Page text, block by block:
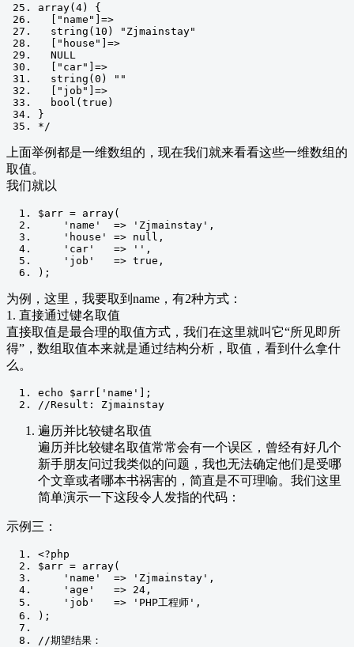
array(4) {
  ["name"]=>
  string(10) "Zjmainstay"
  ["house"]=>
  NULL
  ["car"]=>
  string(0) ""
  ["job"]=>
  bool(true)
}
*/
上面举例都是一维数组的，现在我们就来看看这些一维数组的
取值。
我们就以
$arr = array(
'name'
=> 'Zjmainstay' ,
'house'
=> null ,
'car'
=> '' ,
'job'
=> true ,
);
为例，这里，我要取到name，有2种方式：
1. 直接通过键名取值
直接取值是最合理的取值方式，我们在这里就叫它“所见即所
得”，数组取值本来就是通过结构分析，取值，看到什么拿什
么。
echo $arr [ 'name' ];
//Result: Zjmainstay
遍历并比较键名取值
遍历并比较键名取值常常会有一个误区，曾经有好几个
新手朋友问过我类似的问题，我也无法确定他们是受哪
个文章或者哪本书祸害的，简直是不可理喻。我们这里
简单演示一下这段令人发指的代码：
示例三：
<?php
$arr = array(
'name'
=> 'Zjmainstay' ,
'age'
=> 24 ,
'job'
=> 'PHP工程师' ,
);
//期望结果：